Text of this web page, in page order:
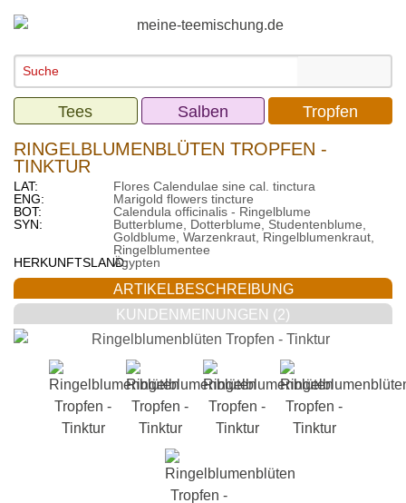
Tees Salben Tropfen
RINGELBLUMENBLÜTEN TROPFEN -
TINKTUR
LAT:
Flores Calendulae sine cal. tinctura
ENG:
Marigold flowers tincture
BOT:
Calendula officinalis - Ringelblume
SYN:
Butterblume, Dotterblume, Studentenblume,
Goldblume, Warzenkraut, Ringelblumenkraut,
Ringelblumentee
HERKUNFTSLAND:Ägypten
ARTIKELBESCHREIBUNG
KUNDENMEINUNGEN (2)